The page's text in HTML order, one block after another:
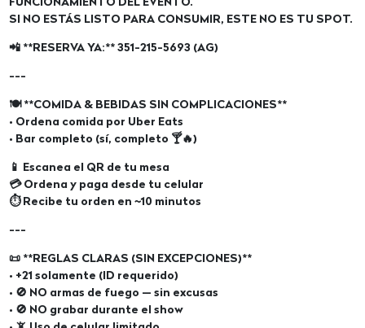
FUNCIONAMIENTO DEL EVENTO.
SI NO ESTÁS LISTO PARA CONSUMIR, ESTE NO ES TU SPOT.
📲 **RESERVA YA:** 351-215-5693 (AG)
---
🍽️ **COMIDA & BEBIDAS SIN COMPLICACIONES**
• Ordena comida por Uber Eats
• Bar completo (sí, completo 🍸🔥)
📱 Escanea el QR de tu mesa
💳 Ordena y paga desde tu celular
⏱️ Recibe tu orden en ~10 minutos
---
📜 **REGLAS CLARAS (SIN EXCEPCIONES)**
• +21 solamente (ID requerido)
• 🚫 NO armas de fuego — sin excusas
• 🚫 NO grabar durante el show